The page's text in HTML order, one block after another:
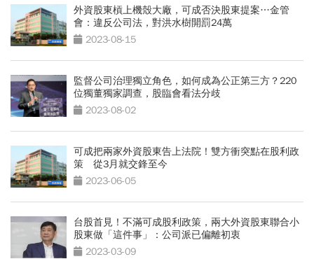
外資股東槓上機殼大廠，可成否決股東提案…金管
會：違反公司法，對洪水樹開罰24萬
2023-08-15
監督公司治理獨立角色，如何成為公正第三方？220
位獨董獨家調查，股臨會看法分歧
2023-08-02
可成把兩家外資股東告上法院！雙方衝突點在股利政
策 從3月就交鋒至今
2023-06-05
台股首見！不滿可成股利政策，兩大外資股東聯合小
股東做「這件事」：公司派已偏離初衷
2023-03-09